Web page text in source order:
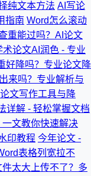
纯文本方法 AI写论
指南 Word怎么滚动
重能过吗？AI论文
术论文AI润色 - 专业
好降吗？专业论文降
来吗？专业解析与
文写作工具与降
详解 - 轻松掌握文档
文教你快速解决
印教程 今年论文 -
表格列宽拉不
件太大上传不了？多